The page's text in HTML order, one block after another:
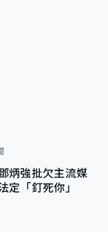
炳強批欠主流媒
「釘死你」